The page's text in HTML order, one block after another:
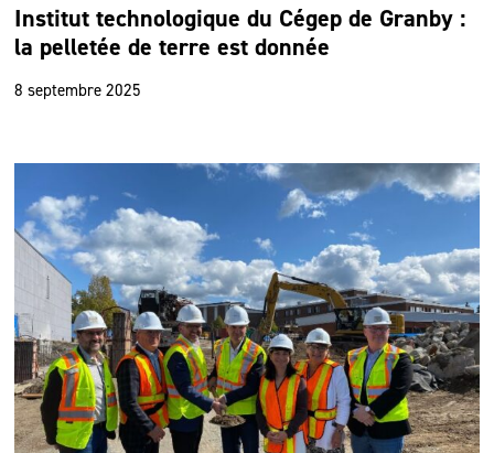
Institut technologique du Cégep de Granby :
la pelletée de terre est donnée
8 septembre 2025